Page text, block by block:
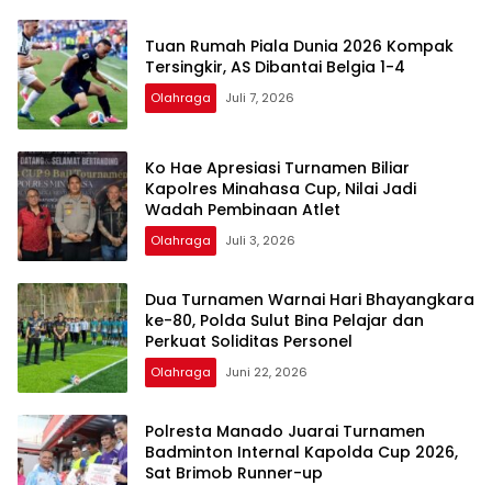
Tuan Rumah Piala Dunia 2026 Kompak
Tersingkir, AS Dibantai Belgia 1-4
Olahraga Juli 7, 2026
Ko Hae Apresiasi Turnamen Biliar
Kapolres Minahasa Cup, Nilai Jadi
Wadah Pembinaan Atlet
Olahraga Juli 3, 2026
Dua Turnamen Warnai Hari Bhayangkara
ke-80, Polda Sulut Bina Pelajar dan
Perkuat Soliditas Personel
Olahraga Juni 22, 2026
Polresta Manado Juarai Turnamen
Badminton Internal Kapolda Cup 2026,
Sat Brimob Runner-up